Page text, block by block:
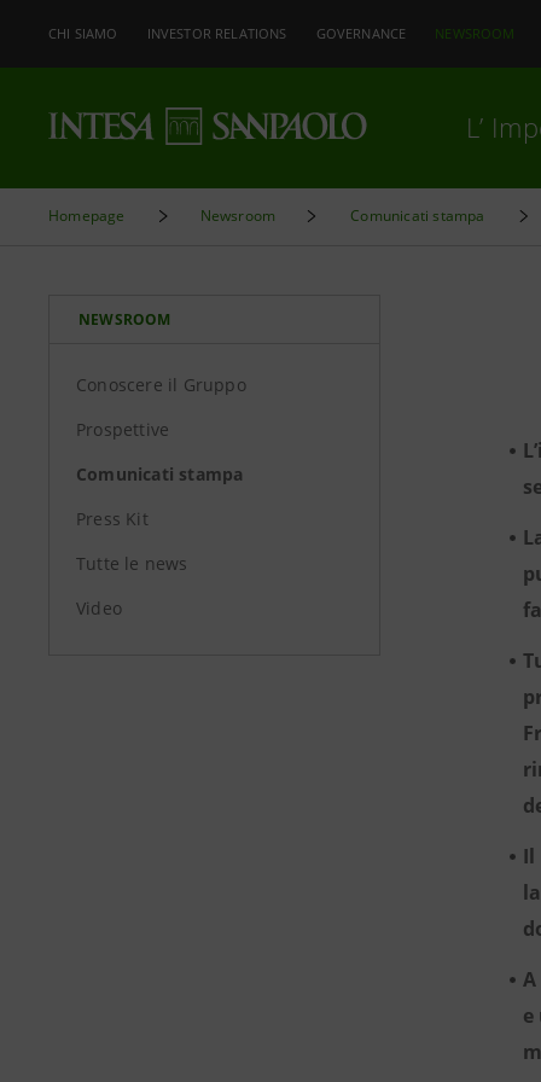
CHI SIAMO INVESTOR RELATIONS GOVERNANCE NEWSROOM
L’
Homepage Newsroom Comunicati stampa
NEWSROOM
Conoscere il Gruppo
Prospettive
Comunicati stampa
Press Kit
Tutte le news
Video
Il